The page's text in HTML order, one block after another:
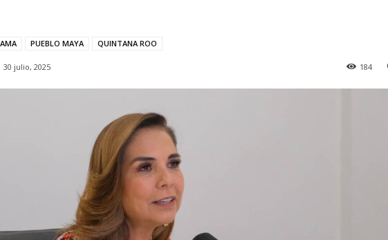
PUEBLO MAYA QUINTANA ROO
30 julio, 2025 184